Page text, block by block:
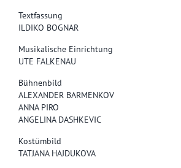
Textfassung
ILDIKO BOGNAR
Musikalische Einrichtung
UTE FALKENAU
Bühnenbild
ALEXANDER BARMENKOV
ANNA PIRO
ANGELINA DASHKEVIC
Kostümbild
TATJANA HAJDUKOVA